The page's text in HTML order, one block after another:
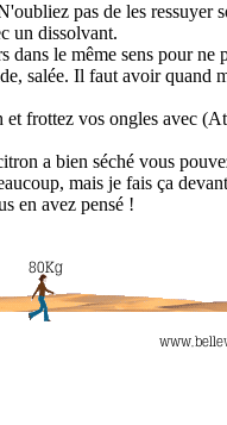
pas de les ressuyer
un dissolvant.
le même sens pour ne
salée. Il faut avoir quand
frottez vos ongles avec
a bien séché vous
mais je fais ça
en avez pensé !